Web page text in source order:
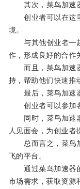
其次，菜鸟加速器
创业者可以在这里
境。
与其他创业者一起
作，形成良好的合作
而且，菜鸟加速器
持，帮助他们快速推
最后，菜鸟加速器
创业者可以参加各
同时，菜鸟加速器
人见面会，为创业者
总而言之，菜鸟加
飞的平台。
通过菜鸟加速器的
市场需求，获取资源